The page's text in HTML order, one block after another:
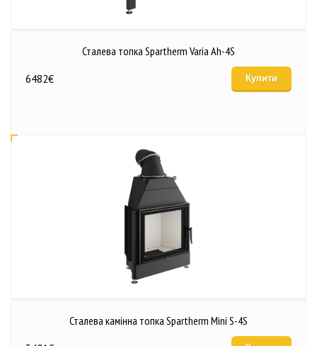
Сталева топка Spartherm Varia Ah-4S
6482€ Купити
Сталева камінна топка Spartherm Mini S-4S